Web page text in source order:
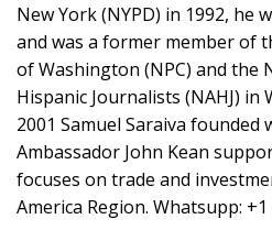
New York (NYPD) in 1992, he
and was a former member of
of Washington (NPC) and the
Hispanic Journalists (NAHJ) in
2001 Samuel Saraiva founded
Ambassador John Kean
focuses on trade and
America Region. Whatsupp: +1